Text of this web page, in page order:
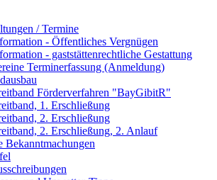
/ Termine
- Öffentliches Vergnügen
- gaststättenrechtliche Gestattung
Terminerfassung (Anmeldung)
Förderverfahren "BayGibitR"
1. Erschließung
2. Erschließung
2. Erschließung, 2. Anlauf
Bekanntmachungen